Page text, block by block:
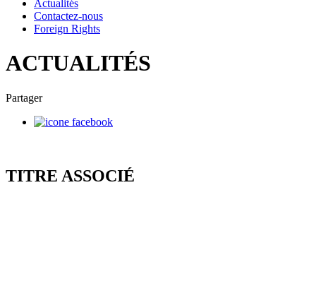
Actualités
Contactez-nous
Foreign Rights
ACTUALITÉS
Partager
TITRE ASSOCIÉ